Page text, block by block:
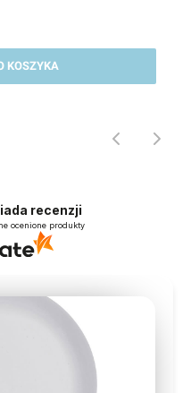
KOSZYKA
recenzji
ocenione produkty